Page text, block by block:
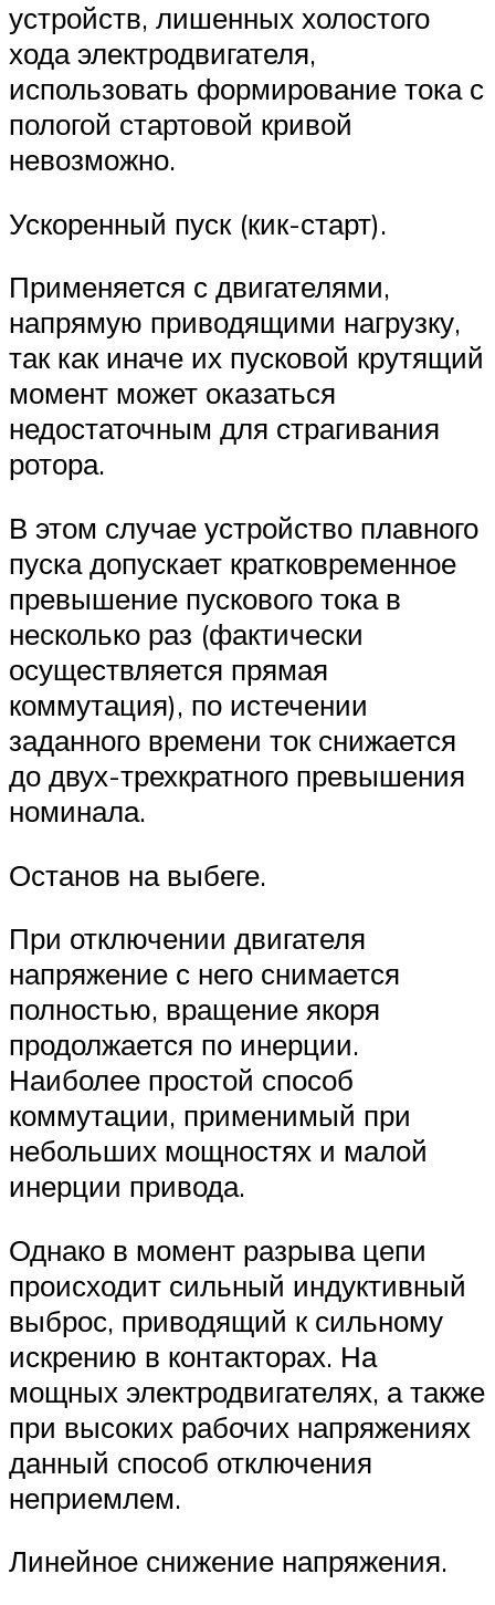
устройств, лишенных холостого
хода электродвигателя,
использовать формирование тока с
пологой стартовой кривой
невозможно.
Ускоренный пуск (кик-старт).
Применяется с двигателями,
напрямую приводящими нагрузку,
так как иначе их пусковой крутящий
момент может оказаться
недостаточным для страгивания
ротора.
В этом случае устройство плавного
пуска допускает кратковременное
превышение пускового тока в
несколько раз (фактически
осуществляется прямая
коммутация), по истечении
заданного времени ток снижается
до двух-трехкратного превышения
номинала.
Останов на выбеге.
При отключении двигателя
напряжение с него снимается
полностью, вращение якоря
продолжается по инерции.
Наиболее простой способ
коммутации, применимый при
небольших мощностях и малой
инерции привода.
Однако в момент разрыва цепи
происходит сильный индуктивный
выброс, приводящий к сильному
искрению в контакторах. На
мощных электродвигателях, а также
при высоких рабочих напряжениях
данный способ отключения
неприемлем.
Линейное снижение напряжения.